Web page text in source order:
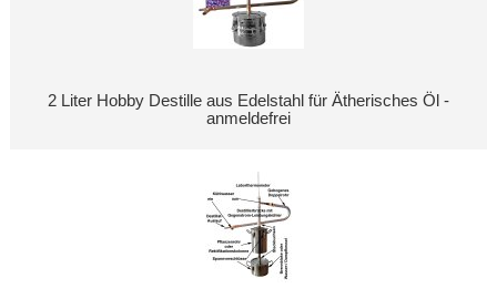
2 Liter Hobby Destille aus Edelstahl für Ätherisches Öl -
anmeldefrei